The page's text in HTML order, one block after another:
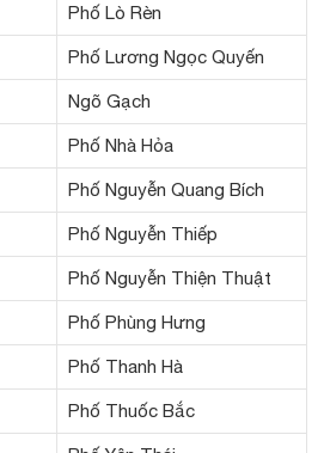
Phố Lò Rèn
Phố Lương Ngọc Quyến
Ngõ Gạch
Phố Nhà Hỏa
Phố Nguyễn Quang Bích
Phố Nguyễn Thiếp
Phố Nguyễn Thiện Thuật
Phố Phùng Hưng
Phố Thanh Hà
Phố Thuốc Bắc